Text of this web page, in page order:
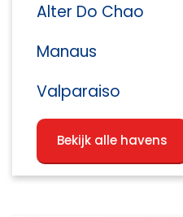
Alter Do Chao
Manaus
Valparaiso
Bekijk alle havens